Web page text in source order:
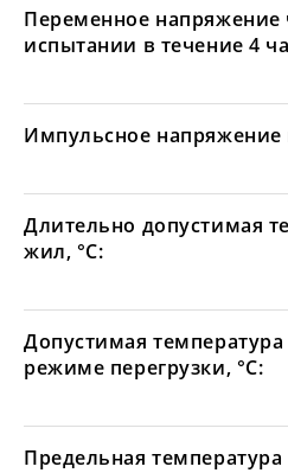
Переменное напряжение
испытании в течение 4
Импульсное
Длительно допустимая
жил, °С:
Допустимая
режиме перегрузки, °С:
Предельная температура